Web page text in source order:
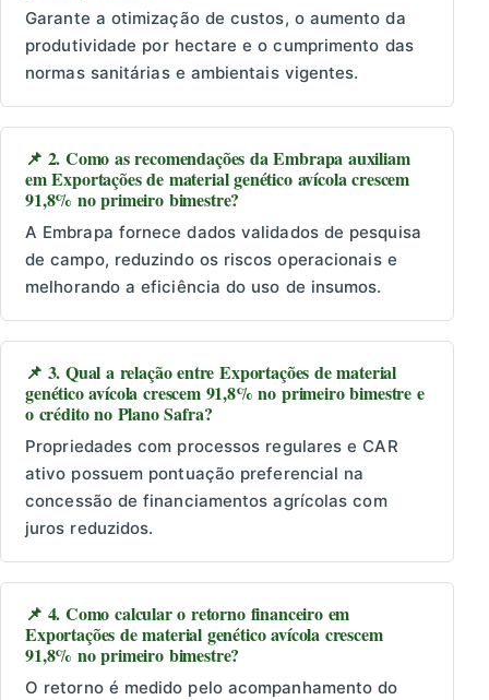
Garante a otimização de custos, o aumento da
produtividade por hectare e o cumprimento das
normas sanitárias e ambientais vigentes.
📌 2. Como as recomendações da Embrapa auxiliam
em Exportações de material genético avícola crescem
91,8% no primeiro bimestre?
A Embrapa fornece dados validados de pesquisa
de campo, reduzindo os riscos operacionais e
melhorando a eficiência do uso de insumos.
📌 3. Qual a relação entre Exportações de material
genético avícola crescem 91,8% no primeiro bimestre e
o crédito no Plano Safra?
Propriedades com processos regulares e CAR
ativo possuem pontuação preferencial na
concessão de financiamentos agrícolas com
juros reduzidos.
📌 4. Como calcular o retorno financeiro em
Exportações de material genético avícola crescem
91,8% no primeiro bimestre?
O retorno é medido pelo acompanhamento do